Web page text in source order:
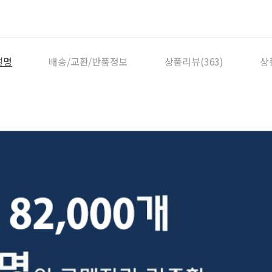
배송/교환/반품정보 상품리뷰(363)